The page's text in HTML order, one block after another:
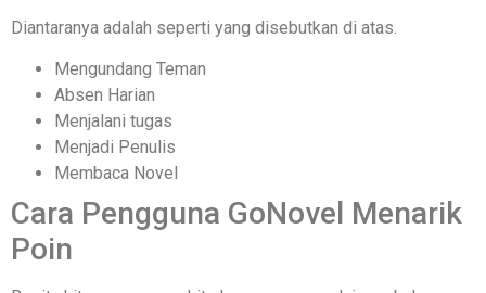
Diantaranya adalah seperti yang disebutkan di atas.
Mengundang Teman
Absen Harian
Menjalani tugas
Menjadi Penulis
Membaca Novel
Cara Pengguna GoNovel Menarik
Poin